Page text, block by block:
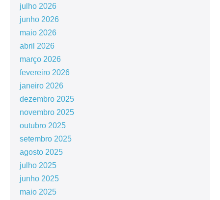
julho 2026
junho 2026
maio 2026
abril 2026
março 2026
fevereiro 2026
janeiro 2026
dezembro 2025
novembro 2025
outubro 2025
setembro 2025
agosto 2025
julho 2025
junho 2025
maio 2025